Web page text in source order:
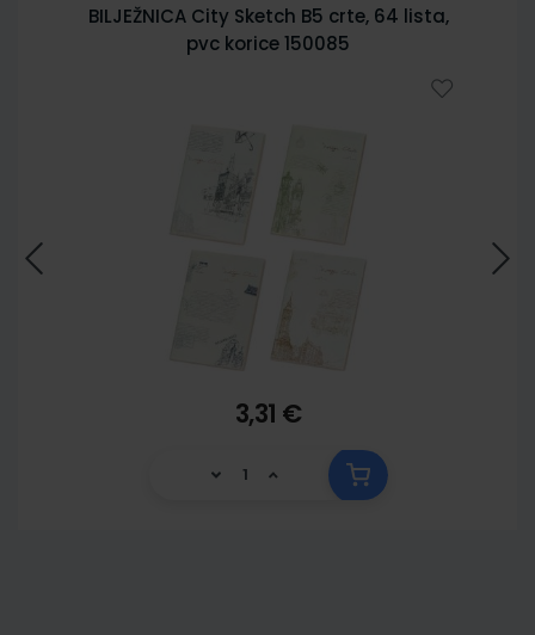
BILJEŽNICA City Sketch B5 crte, 64 lista,
pvc korice 150085
3,31 €